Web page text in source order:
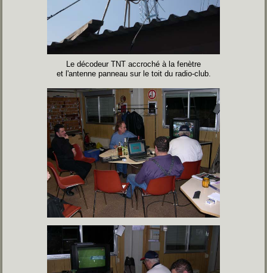
L e décodeur TNT accroché à la fenètre
et l'antenne panneau sur le toit du radio-club.